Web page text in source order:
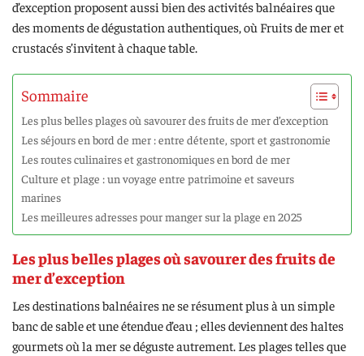
d’exception proposent aussi bien des activités balnéaires que
des moments de dégustation authentiques, où Fruits de mer et
crustacés s’invitent à chaque table.
Sommaire
Les plus belles plages où savourer des fruits de mer d’exception
Les séjours en bord de mer : entre détente, sport et gastronomie
Les routes culinaires et gastronomiques en bord de mer
Culture et plage : un voyage entre patrimoine et saveurs
marines
Les meilleures adresses pour manger sur la plage en 2025
Les plus belles plages où savourer des fruits de
mer d’exception
Les destinations balnéaires ne se résument plus à un simple
banc de sable et une étendue d’eau ; elles deviennent des haltes
gourmets où la mer se déguste autrement. Les plages telles que